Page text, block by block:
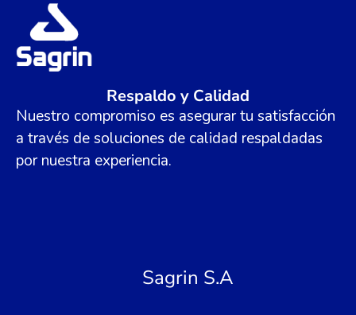
Respaldo y Calidad
Nuestro compromiso es asegurar tu satisfacción
a través de soluciones de calidad respaldadas
por nuestra experiencia.
Sagrin S.A